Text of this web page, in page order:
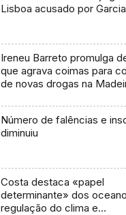
Lisboa acusado por
Ireneu Barreto promulga
que agrava coimas para
de novas drogas na
Número de falências e
diminuiu
Costa destaca «papel
determinante» dos
regulação do clima e